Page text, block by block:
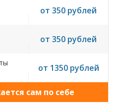
от 350 рублей
от 350 рублей
от 1350 рублей
сам по себе